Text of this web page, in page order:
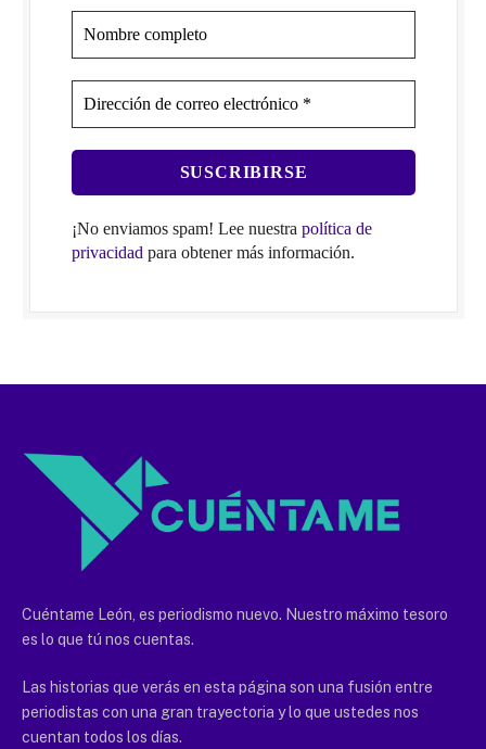
¡No enviamos spam! Lee nuestra política de
privacidad para obtener más información.
Cuéntame León, es periodismo nuevo. Nuestro máximo tesoro
es lo que tú nos cuentas.
Las historias que verás en esta página son una fusión entre
periodistas con una gran trayectoria y lo que ustedes nos
cuentan todos los días.